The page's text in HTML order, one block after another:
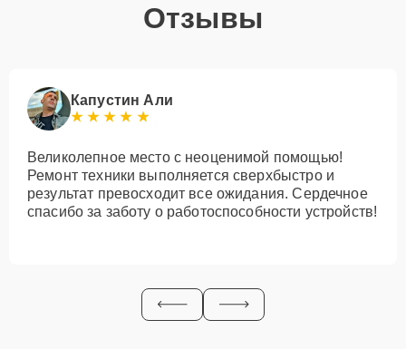
Отзывы
Капустин Али
Великолепное место с неоценимой помощью!
Ремонт техники выполняется сверхбыстро и
результат превосходит все ожидания. Сердечное
спасибо за заботу о работоспособности устройств!